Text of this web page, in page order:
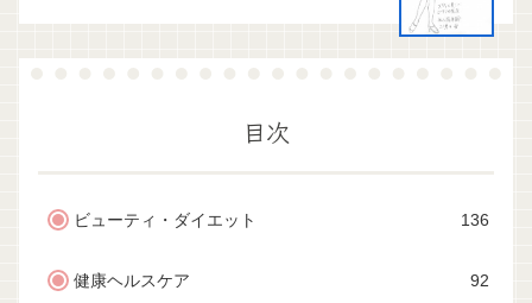
目次
ビューティ・ダイエット 136
健康ヘルスケア 92